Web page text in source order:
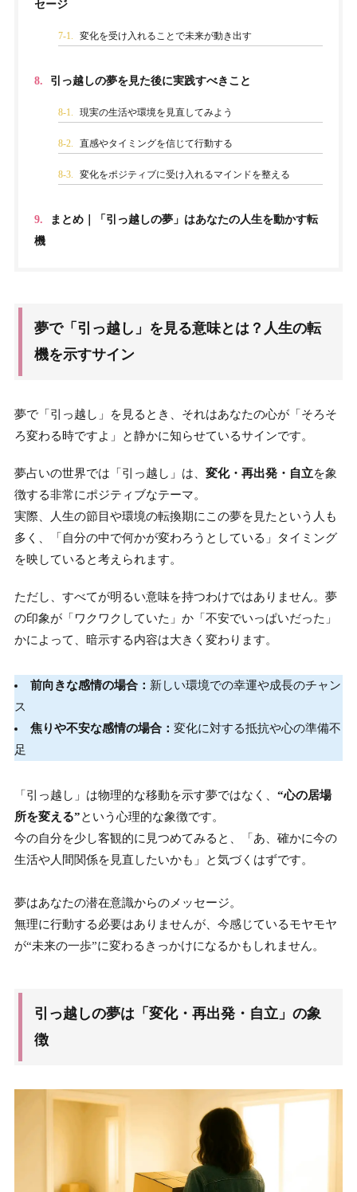
セージ
7-1. 変化を受け入れることで未来が動き出す
8. 引っ越しの夢を見た後に実践すべきこと
8-1. 現実の生活や環境を見直してみよう
8-2. 直感やタイミングを信じて行動する
8-3. 変化をポジティブに受け入れるマインドを整える
9.
まとめ｜「引っ越しの夢」はあなたの人生を動かす転
機
夢で「引っ越し」を見る意味とは？人生の転
機を示すサイン
夢で「引っ越し」を見るとき、それはあなたの心が「そろそ
ろ変わる時ですよ」と静かに知らせているサインです。
夢占いの世界では「引っ越し」は、 変化・再出発・自立を象
徴する非常にポジティブなテーマ。
実際、人生の節目や環境の転換期にこの夢を見たという人も
多く、「自分の中で何かが変わろうとしている」タイミング
を映していると考えられます。
ただし、すべてが明るい意味を持つわけではありません。夢
の印象が「ワクワクしていた」か「不安でいっぱいだった」
かによって、暗示する内容は大きく変わります。
前向きな感情の場合： 新しい環境での幸運や成長のチャン
ス
焦りや不安な感情の場合： 変化に対する抵抗や心の準備不
足
「引っ越し」は物理的な移動を示す夢ではなく、 “心の居場
所を変える”という心理的な象徴です。
今の自分を少し客観的に見つめてみると、「あ、確かに今の
生活や人間関係を見直したいかも」と気づくはずです。
夢はあなたの潜在意識からのメッセージ。
無理に行動する必要はありませんが、今感じているモヤモヤ
が“未来の一歩”に変わるきっかけになるかもしれません。
引っ越しの夢は「変化・再出発・自立」の象
徴